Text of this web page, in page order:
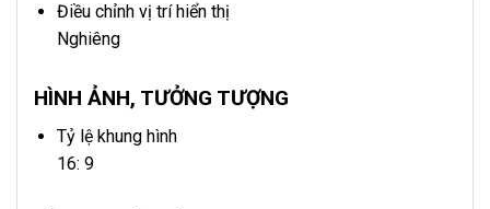
Điều chỉnh vị trí hiển thị
Nghiêng
HÌNH ẢNH, TƯỞNG TƯỢNG
Tỷ lệ khung hình
16: 9